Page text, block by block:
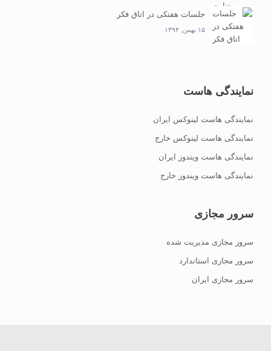
جلسات هفتکی در اتاق فکر
۱۵ بهمن, ۱۳۹۴
نمایندگی هاست
نمایندگی هاست لینوکس ایران
نمایندگی هاست لینوکس خارج
نمایندگی هاست ویندوز ایران
نمایندگی هاست ویندوز خارج
سرور مجازی
سرور مجازی مدیریت شده
سرور مجازی استاندارد
سرور مجازی ایران